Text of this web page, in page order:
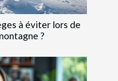
à éviter lors de
?